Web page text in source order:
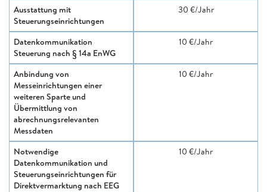
Ausstattung mit
Steuerungseinrichtungen
30 €/Jahr
Datenkommunikation
Steuerung nach § 14a EnWG
10 €/Jahr
Anbindung von
Messeinrichtungen einer
weiteren Sparte und
Übermittlung von
abrechnungsrelevanten
Messdaten
10 €/Jahr
Notwendige
Datenkommunikation und
Steuerungseinrichtungen für
Direktvermarktung nach EEG
10 €/Jahr